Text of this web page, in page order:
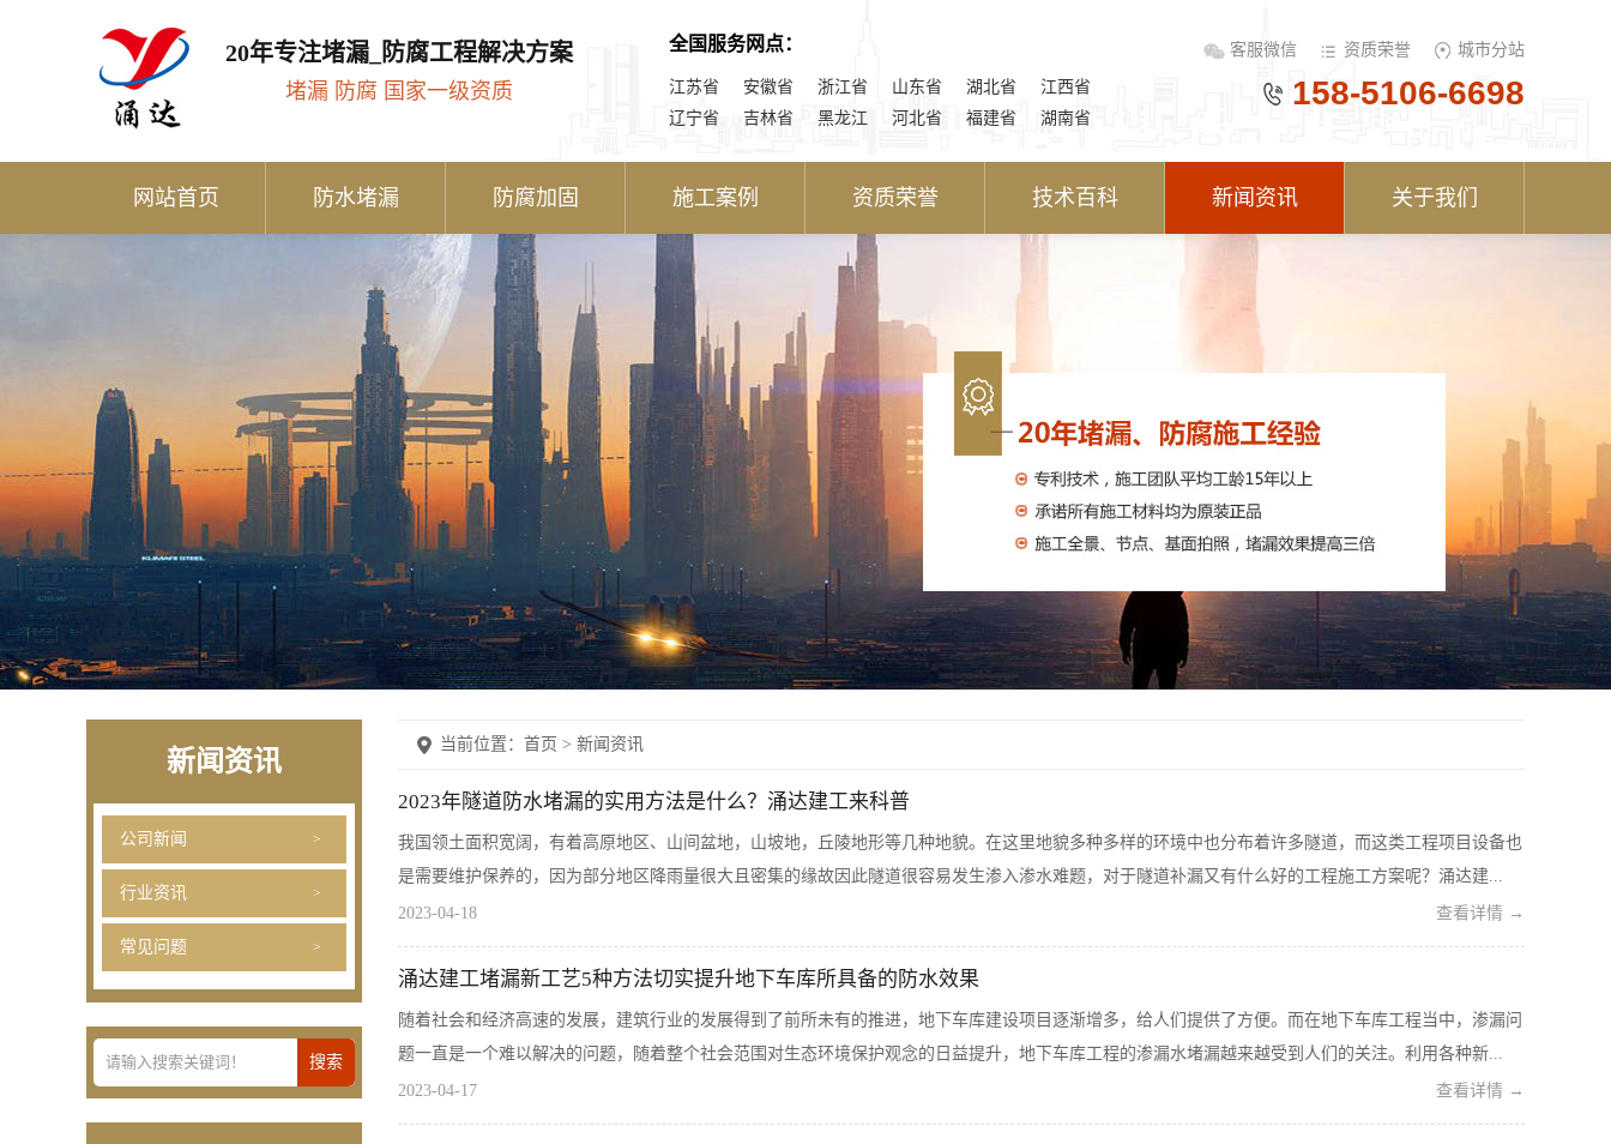
20年专注堵漏_防腐工程解决方案
堵漏 防腐 国家一级资质
全国服务网点：
江苏省 安徽省 浙江省 山东省 湖北省
江西省
辽宁省
吉林省 黑龙江 河北省 福建省 湖南省
客服微信 资质荣誉 城市分站
158-5106-6698
网站首页 防水堵漏 防腐加固 施工案例 资质荣誉 技术百科 新闻资讯 关于我们
新闻资讯
公司新闻
行业资讯
常见问题
当前位置： 首页 > 新闻资讯
2023年隧道防水堵漏的实用方法是什么？涌达建工来科普
我国领土面积宽阔，有着高原地区、山间盆地，山坡地，丘陵地形等几种地貌。在这里地貌多种多样的环境中也分布着许多隧道，而这类工程项目设备也
是需要维护保养的，因为部分地区降雨量很大且密集的缘故因此隧道很容易发生渗入渗水难题，对于隧道补漏又有什么好的工程施工方案呢？涌达建...
2023-04-18 查看详情 →
涌达建工堵漏新工艺5种方法切实提升地下车库所具备的防水效果
随着社会和经济高速的发展，建筑行业的发展得到了前所未有的推进，地下车库建设项目逐渐增多，给人们提供了方便。而在地下车库工程当中，渗漏问
题一直是一个难以解决的问题，随着整个社会范围对生态环境保护观念的日益提升，地下车库工程的渗漏水堵漏越来越受到人们的关注。利用各种新...
2023-04-17 查看详情 →